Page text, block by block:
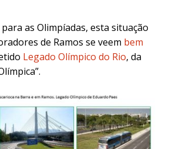
as Olimpíadas, esta situação
de Ramos se veem bem
Legado Olímpico do Rio, da